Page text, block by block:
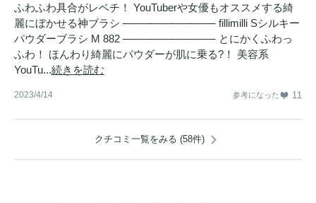
ふわふわ具合がレベチ！ YouTuberや女優もオススメする綺
麗にぼかせる神ブラシ ──────────── fillimilli Sシルキー
パウダーブラシ M 882 ──────────── とにかくふわっ
ふわ！ ほんわり綺麗にパウダーが肌に乗る?！ 美容系
YouTu...続きを読む
2023/4/14 参考になった 11
クチコミ一覧をみる (58件)